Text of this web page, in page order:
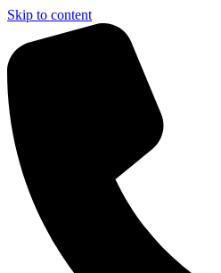
Skip to content